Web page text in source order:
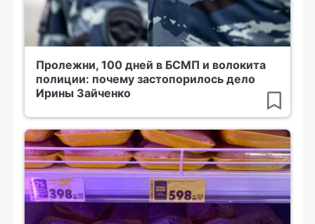
Пролежни, 100 дней в БСМП и волокита
полиции: почему застопорилось дело
Ирины Зайченко